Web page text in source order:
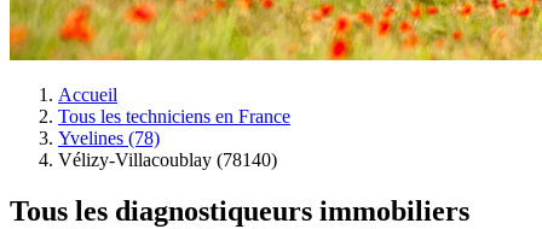
Accueil
Tous les techniciens en France
Yvelines (78)
Vélizy-Villacoublay (78140)
Tous les diagnostiqueurs immobiliers